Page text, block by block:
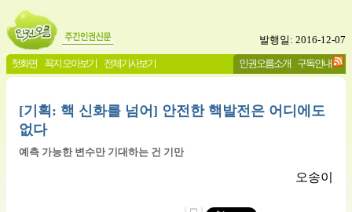
발행일: 2016-12-07
첫화면 꼭지 모아보기 전체기사보기 인권오름소개 구독안내
[기획: 핵 신화를 넘어] 안전한 핵발전은 어디에도
없다
예측 가능한 변수만 기대하는 건 기만
오송이